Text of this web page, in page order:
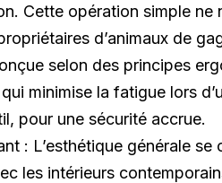
Cette opération simple
d’animaux de
selon des principes
minimise la fatigue lors
pour une sécurité accrue.
: L’esthétique générale
les intérieurs